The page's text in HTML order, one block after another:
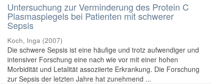
Untersuchung zur Verminderung des Protein C
Plasmaspiegels bei Patienten mit schwerer
Sepsis
Koch, Inga (2007)
Die schwere Sepsis ist eine häufige und trotz aufwendiger und
intensiver Forschung eine nach wie vor mit einer hohen
Morbidität und Letalität assoziierte Erkrankung. Die Forschung
zur Sepsis der letzten Jahre hat zunehmend ...